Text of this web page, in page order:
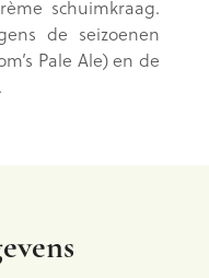
schuimkraag.
de seizoenen
Pale Ale) en de